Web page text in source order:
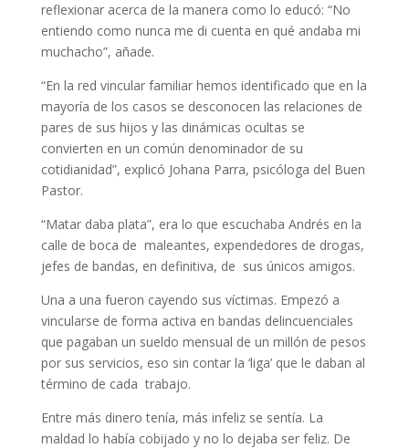
reflexionar acerca de la manera como lo educó: “No
entiendo como nunca me di cuenta en qué andaba mi
muchacho”, añade.
“En la red vincular familiar hemos identificado que en la
mayoría de los casos se desconocen las relaciones de
pares de sus hijos y las dinámicas ocultas se
convierten en un común denominador de su
cotidianidad”, explicó Johana Parra, psicóloga del Buen
Pastor.
“Matar daba plata”, era lo que escuchaba Andrés en la
calle de boca de maleantes, expendedores de drogas,
jefes de bandas, en definitiva, de sus únicos amigos.
Una a una fueron cayendo sus víctimas. Empezó a
vincularse de forma activa en bandas delincuenciales
que pagaban un sueldo mensual de un millón de pesos
por sus servicios, eso sin contar la ‘liga’ que le daban al
término de cada trabajo.
Entre más dinero tenía, más infeliz se sentía. La
maldad lo había cobijado y no lo dejaba ser feliz. De